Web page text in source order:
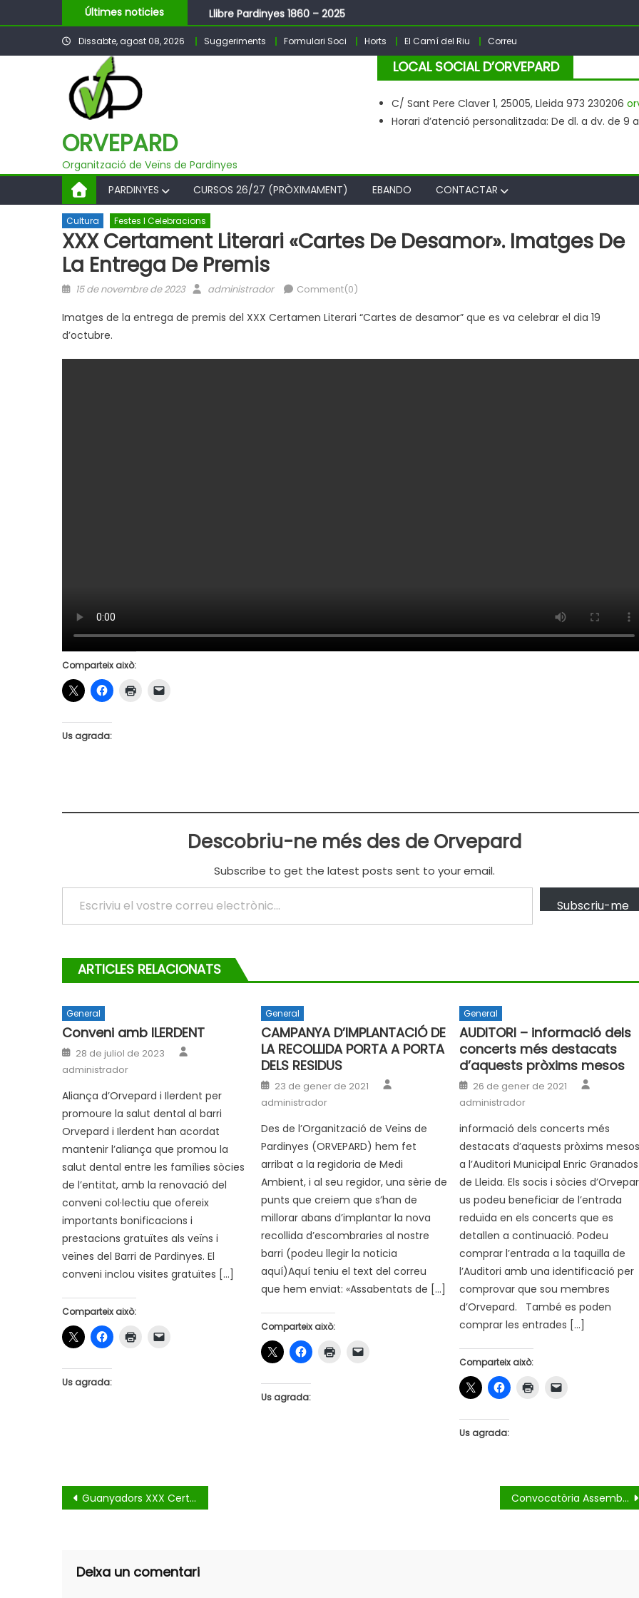
to
Últimes noticies
Llibre Pardinyes 1860 – 2025
Pubilles i Hereus – Festa Major PARDINYES 2026
BALL DE FESTA MAJOR
Dissabte, agost 08, 2026 Suggeriments Formulari Soci Horts El Camí del Riu Correu
ORVEPARD
Organització de Veïns de Pardinyes
LOCAL SOCIAL D’ORVEPARD
C/ Sant Pere Claver 1, 25005, Lleida 973 230206
Horari d’atenció personalitzada: De dl. a dv. de 9
PARDINYES CURSOS 26/27 (PRÒXIMAMENT) EBANDO CONTACTAR
Cultura Festes I Celebracions
XXX Certament Literari «Cartes De Desamor». Imatges De
La Entrega De Premis
Posted
15 de novembre de 2023 Author
administrador Comment(0)
Imatges de la entrega de premis del XXX Certamen Literari “Cartes de desamor” que es va celebrar el dia 19
d’octubre.
Comparteix això:
Us agrada:
Descobriu-ne més des de Orvepard
Subscribe to get the latest posts sent to your email.
Escriviu el vostre correu electrònic…
Subscriu-me
ARTICLES RELACIONATS
General
Conveni amb ILERDENT
Posted
on
28 de juliol de 2023
administrador
Aliança d’Orvepard i Ilerdent per
promoure la salut dental al barri
Orvepard i Ilerdent han acordat
mantenir l’aliança que promou la
salut dental entre les famílies sòcies
de l’entitat, amb la renovació del
conveni col·lectiu que ofereix
importants bonificacions i
prestacions gratuïtes als veïns i
veïnes del Barri de Pardinyes. El
conveni inclou visites gratuïtes […]
Comparteix això:
Us agrada:
General
CAMPANYA D’IMPLANTACIÓ DE
LA RECOLLIDA PORTA A PORTA
DELS RESIDUS
Posted
on
23 de gener de 2021
administrador
Des de l’Organització de Veïns de
Pardinyes (ORVEPARD) hem fet
arribat a la regidoria de Medi
Ambient, i al seu regidor, una sèrie de
punts que creiem que s’han de
millorar abans d’implantar la nova
recollida d’escombraries al nostre
barri (podeu llegir la noticia
aquí)Aquí teniu el text del correu
que hem enviat: «Assabentats de […]
Comparteix això:
Us agrada:
General
AUDITORI – informació dels
concerts més destacats
d’aquests pròxims mesos
Posted
on
26 de gener de 2021
administrador
informació dels concerts més
destacats d’aquests pròxims
a l’Auditori Municipal Enric Granados
de Lleida. Els socis i sòcies
us podeu beneficiar de l’entrada
reduïda en els concerts que es
detallen a continuació. Podeu
comprar l’entrada a la taquilla de
l’Auditori amb una identificació per
comprovar que sou membres
d’Orvepard. També es poden
comprar les entrades […]
Comparteix això:
Us agrada:
Navegació
Guanyadors XXX Certamen Literari “Cartes de desamor” Convocatòria Assemblea General Ordinària 2023
Deixa un comentari